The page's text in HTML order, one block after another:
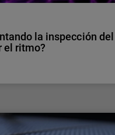
la inspección
el ritmo?
la inspección del
el ritmo?